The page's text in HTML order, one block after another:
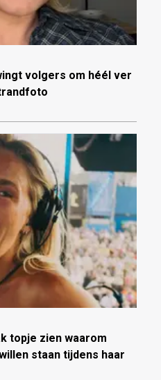
volgers om héél ver
topje zien waarom
staan tijdens haar